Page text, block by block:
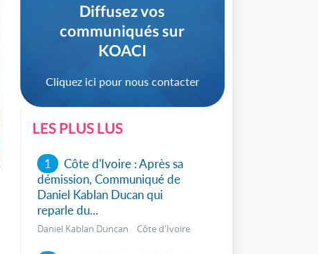
Diffusez vos
communiqués sur
KOACI
Cliquez ici pour nous contacter
LES PLUS LUS
1
Côte d'Ivoire : Après sa
démission, Communiqué de
Daniel Kablan Ducan qui
reparle du...
Daniel Kablan Duncan Côte d'Ivoire